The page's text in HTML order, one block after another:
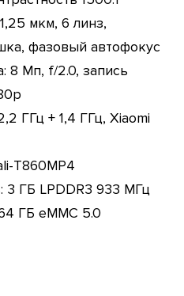
мкм, 6 линз,
фазовый автофокус
8 Мп, f/2.0, запись
ГГц + 1,4 ГГц, Xiaomi
T860MP4
3 ГБ LPDDR3 933 МГц
ГБ eMMC 5.0